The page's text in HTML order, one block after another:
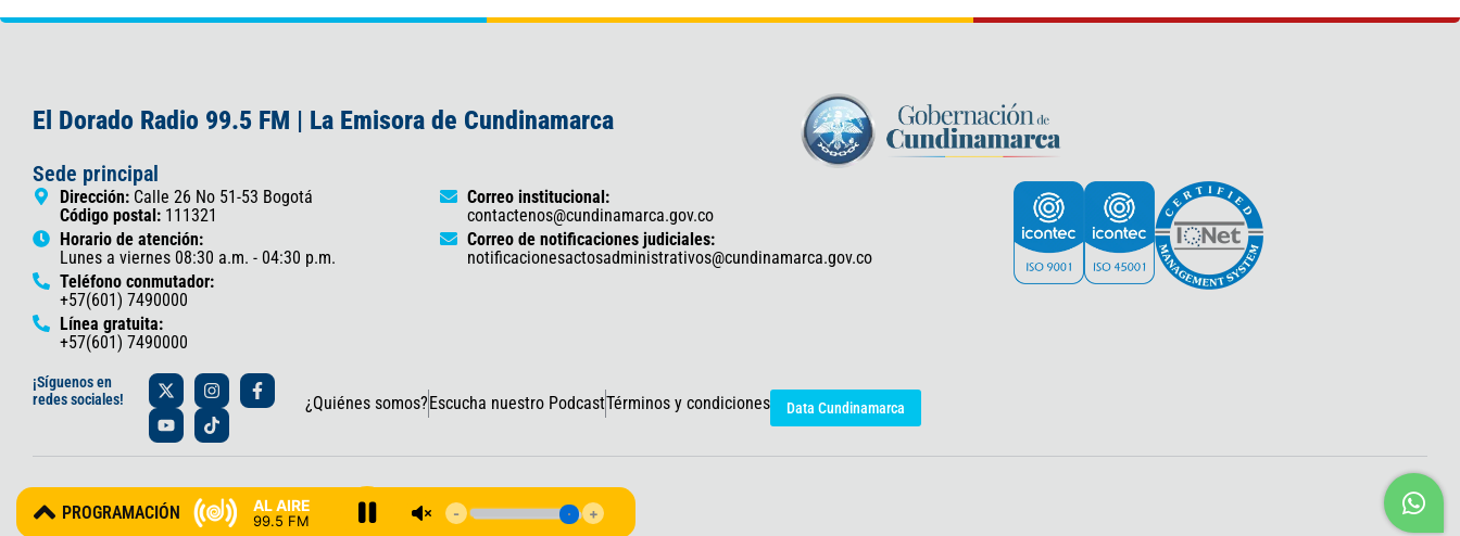
El Dorado Radio 99.5 FM | La Emisora de Cundinamarca
Sede principal
Dirección: Calle 26 No 51-53 Bogotá
Código postal: 111321
Horario de atención:
Lunes a viernes 08:30 a.m. - 04:30 p.m.
Teléfono conmutador:
+57(601) 7490000
Línea gratuita:
+57(601) 7490000
Correo institucional:
contactenos@cundinamarca.gov.co
Correo de notificaciones judiciales:
notificacionesactosadministrativos@cundinamarca.gov.co
AL AIRE
99.5 FM
¡Síguenos en
redes sociales!
X
-
t
w
i
t
e
r
I
n
s
t
a
r
a
m
F
a
c
o
k
-
Y
o
u
t
u
e
T
i
k
t
o
¿Quiénes somos?Escucha nuestro PodcastTérminos y condiciones Data Cundinamarca
© 2025 Gobernación de Cundinamarca – Oficina de Prensa y Comunicaciones
PROGRAMACIÓN